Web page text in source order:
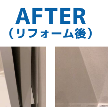
AFTER
（リフォーム後）